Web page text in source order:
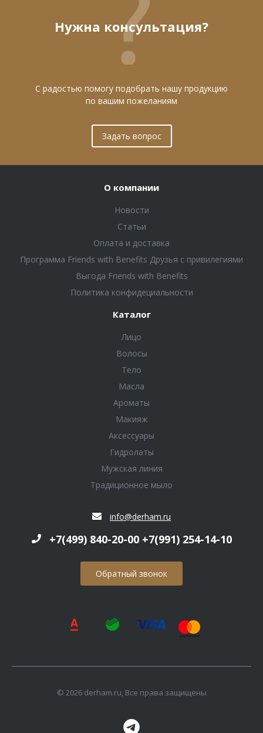
Нужна консультация?
С радостью помогу подобрать нашу продукцию
по вашим пожеланиям
Задать вопрос
О компании
Новости
Статьи
Оплата и доставка
Программа Friends with Benefits Друзья с привилегиями
Выгода Friends with Benefits
Политика конфидециальности
Каталог
Лицо
Волосы
Тело
Масла
Ароматы
Макияж
Аксессуары
Гидролаты
Мужская линия
Традиционное мыло
info@derham.ru
+7(499) 840-20-00 +7(991) 254-14-10
Обратный звонок
© 2026 derham.ru, Все права защищены